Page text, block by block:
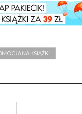
NA KSIĄŻKI